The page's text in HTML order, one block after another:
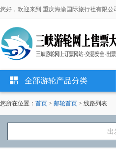
您好，欢迎来到:重庆海渝国际旅行社有限公
全部游轮产品分类
您所在位置： 首页 > 邮轮首页 > 线路列表
出